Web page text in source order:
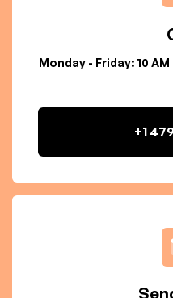
Monday - Friday: 10
+1